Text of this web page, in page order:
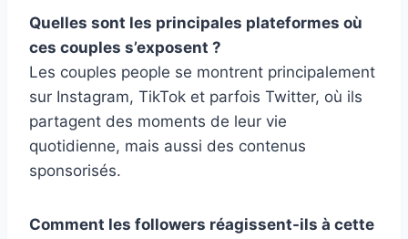
Quelles sont les principales plateformes où
ces couples s’exposent ?
Les couples people se montrent principalement
sur Instagram, TikTok et parfois Twitter, où ils
partagent des moments de leur vie
quotidienne, mais aussi des contenus
sponsorisés.
Comment les followers réagissent-ils à cette